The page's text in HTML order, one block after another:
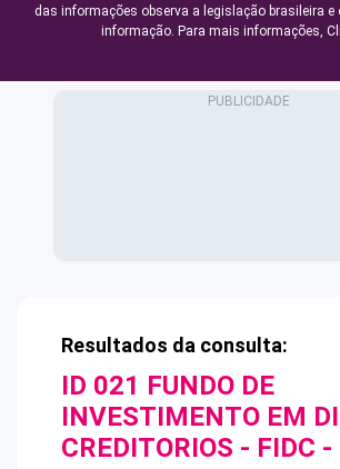
das informações observa a legislação brasileira e
informação. Para mais informações,
Resultados da consulta:
ID 021 FUNDO DE
INVESTIMENTO EM
CREDITORIOS - FIDC -